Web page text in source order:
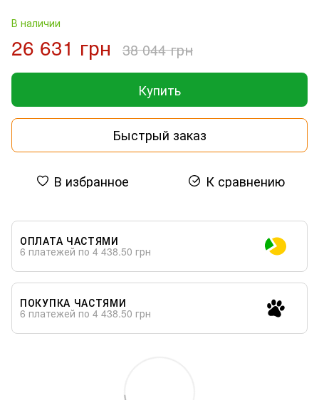
В наличии
26 631 грн 38 044 грн
Купить
Быстрый заказ
В избранное К сравнению
ОПЛАТА ЧАСТЯМИ
6 платежей по 4 438.50 грн
ПОКУПКА ЧАСТЯМИ
6 платежей по 4 438.50 грн